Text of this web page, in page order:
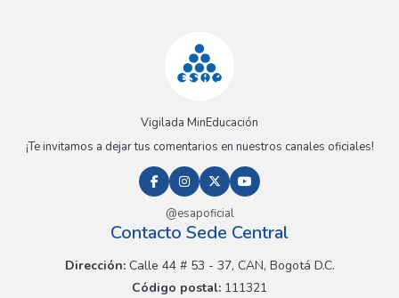
Vigilada MinEducación
¡Te invitamos a dejar tus comentarios en nuestros canales oficiales!
@esapoficial
Contacto Sede Central
Dirección:Calle 44 # 53 - 37, CAN, Bogotá D.C.
Código postal: 111321